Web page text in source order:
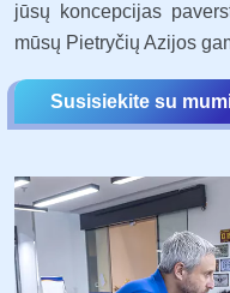
jūsų koncepcijas
mūsų Pietryčių Azijos
Susisiekite su